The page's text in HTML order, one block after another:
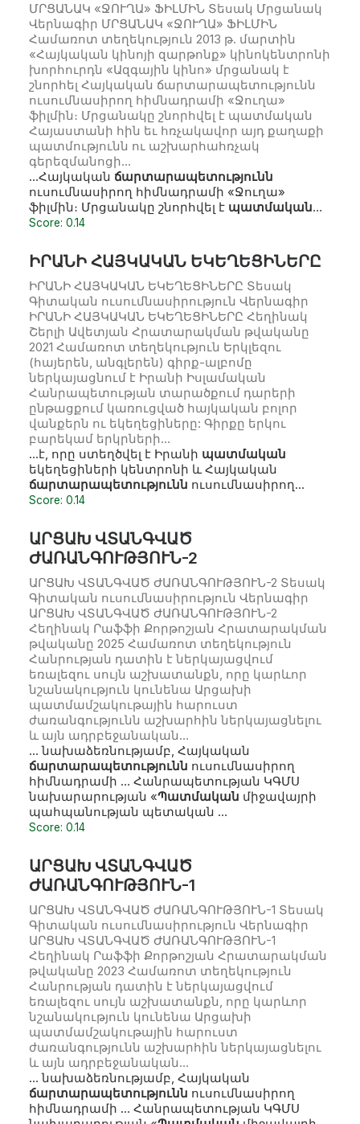
ՄՐՑԱՆԱԿ «ՋՈՒՂԱ» ՖԻԼՄԻՆ Տեսակ Մրցանակ
Վերնագիր ՄՐՑԱՆԱԿ «ՋՈՒՂԱ» ՖԻԼՄԻՆ
Համառոտ տեղեկություն 2013 թ. մարտին
«Հայկական կինոյի զարթոնք» կինոկենտրոնի
խորհուրդն «Ազգային կինո» մրցանակ է
շնորհել Հայկական ճարտարապետությունն
ուսումնասիրող հիմնադրամի «Ջուղա»
ֆիլմին։ Մրցանակը շնորհվել է պատմական
Հայաստանի հին եւ հռչակավոր այդ քաղաքի
պատմությունն ու աշխարհահռչակ
գերեզմանոցի…
…Հայկական ճարտարապետությունն
ուսումնասիրող հիմնադրամի «Ջուղա»
ֆիլմին։ Մրցանակը շնորհվել է պատմական…
Score: 0.14
ԻՐԱՆԻ ՀԱՅԿԱԿԱՆ ԵԿԵՂԵՑԻՆԵՐԸ
ԻՐԱՆԻ ՀԱՅԿԱԿԱՆ ԵԿԵՂԵՑԻՆԵՐԸ Տեսակ
Գիտական ուսումնասիրություն Վերնագիր
ԻՐԱՆԻ ՀԱՅԿԱԿԱՆ ԵԿԵՂԵՑԻՆԵՐԸ Հեղինակ
Շերլի Ավետյան Հրատարակման թվականը
2021 Համառոտ տեղեկություն Երկլեզու
(հայերեն, անգլերեն) գիրք-ալբոմը
ներկայացնում է Իրանի Իսլամական
Հանրապետության տարածքում դարերի
ընթացքում կառուցված հայկական բոլոր
վանքերն ու եկեղեցիները: Գիրքը երկու
բարեկամ երկրների…
…է, որը ստեղծվել է Իրանի պատմական
եկեղեցիների կենտրոնի և Հայկական
ճարտարապետությունն ուսումնասիրող…
Score: 0.14
ԱՐՑԱԽ ՎՏԱՆԳՎԱԾ
ԺԱՌԱՆԳՈՒԹՅՈՒՆ-2
ԱՐՑԱԽ ՎՏԱՆԳՎԱԾ ԺԱՌԱՆԳՈՒԹՅՈՒՆ-2 Տեսակ
Գիտական ուսումնասիրություն Վերնագիր
ԱՐՑԱԽ ՎՏԱՆԳՎԱԾ ԺԱՌԱՆԳՈՒԹՅՈՒՆ-2
Հեղինակ Րաֆֆի Քորթոշյան Հրատարակման
թվականը 2025 Համառոտ տեղեկություն
Հանրության դատին է ներկայացվում
եռալեզու սույն աշխատանքն, որը կարևոր
նշանակություն կունենա Արցախի
պատմամշակութային հարուստ
ժառանգությունն աշխարհին ներկայացնելու
և այն ադրբեջանական…
… նախաձեռնությամբ, Հայկական
ճարտարապետությունն ուսումնասիրող
հիմնադրամի … Հանրապետության ԿԳՄՍ
նախարարության «Պատմական միջավայրի
պահպանության պետական …
Score: 0.14
ԱՐՑԱԽ ՎՏԱՆԳՎԱԾ
ԺԱՌԱՆԳՈՒԹՅՈՒՆ-1
ԱՐՑԱԽ ՎՏԱՆԳՎԱԾ ԺԱՌԱՆԳՈՒԹՅՈՒՆ-1 Տեսակ
Գիտական ուսումնասիրություն Վերնագիր
ԱՐՑԱԽ ՎՏԱՆԳՎԱԾ ԺԱՌԱՆԳՈՒԹՅՈՒՆ-1
Հեղինակ Րաֆֆի Քորթոշյան Հրատարակման
թվականը 2023 Համառոտ տեղեկություն
Հանրության դատին է ներկայացվում
եռալեզու սույն աշխատանքն, որը կարևոր
նշանակություն կունենա Արցախի
պատմամշակութային հարուստ
ժառանգությունն աշխարհին ներկայացնելու
և այն ադրբեջանական…
… նախաձեռնությամբ, Հայկական
ճարտարապետությունն ուսումնասիրող
հիմնադրամի … Հանրապետության ԿԳՄՍ